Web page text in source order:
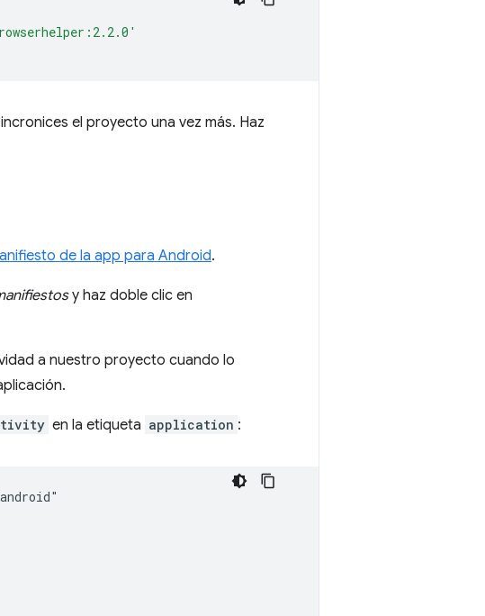
el proyecto una vez más. Haz
de la app para Android.
y haz doble clic en
a nuestro proyecto cuando lo
en la etiqueta application :